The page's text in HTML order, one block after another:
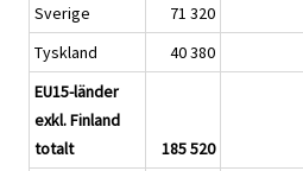
Sverige
71 320
Tyskland
40 380
EU15-länder
exkl. Finland
totalt
185 520